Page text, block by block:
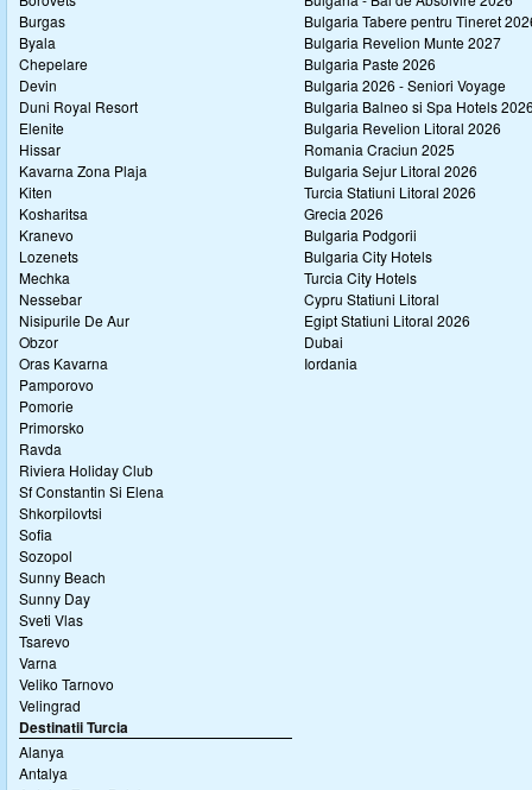
Burgas
Byala
Chepelare
Devin
Duni Royal Resort
Elenite
Hissar
Kavarna Zona Plaja
Kiten
Kosharitsa
Kranevo
Lozenets
Mechka
Nessebar
Nisipurile De Aur
Obzor
Oras Kavarna
Pamporovo
Pomorie
Primorsko
Ravda
Riviera Holiday Club
Sf Constantin Si Elena
Shkorpilovtsi
Sofia
Sozopol
Sunny Beach
Sunny Day
Sveti Vlas
Tsarevo
Varna
Veliko Tarnovo
Velingrad
Destinatii Turcia
Alanya
Antalya
Bulgaria Tabere pentru Tineret
Bulgaria Revelion Munte 2027
Bulgaria Paste 2026
Bulgaria 2026 - Seniori Voyage
Bulgaria Balneo si Spa Hotels
Bulgaria Revelion Litoral 2026
Romania Craciun 2025
Bulgaria Sejur Litoral 2026
Turcia Statiuni Litoral 2026
Grecia 2026
Bulgaria Podgorii
Bulgaria City Hotels
Turcia City Hotels
Cypru Statiuni Litoral
Egipt Statiuni Litoral 2026
Dubai
Iordania